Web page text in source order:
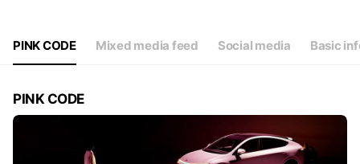
PINK CODE Mixed media feed Social media Basic
PINK CODE